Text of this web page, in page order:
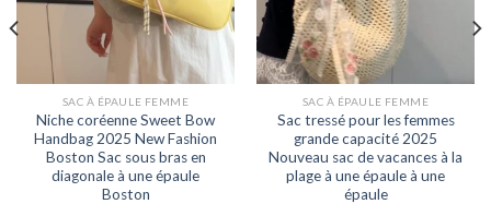
SAC À ÉPAULE FEMME
Niche coréenne Sweet Bow
Handbag 2025 New Fashion
Boston Sac sous bras en
diagonale à une épaule
Boston
SAC À ÉPAULE FEMME
Sac tressé pour les femmes
grande capacité 2025
Nouveau sac de vacances à la
plage à une épaule à une
épaule